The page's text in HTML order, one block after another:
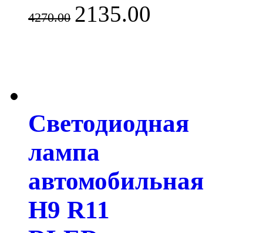
4270.00 2135.00
Светодиодная
лампа
автомобильная
H9 R11